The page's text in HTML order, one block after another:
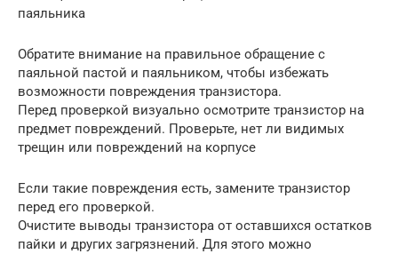
паяльника
Обратите внимание на правильное обращение с
паяльной пастой и паяльником, чтобы избежать
возможности повреждения транзистора.
Перед проверкой визуально осмотрите транзистор на
предмет повреждений. Проверьте, нет ли видимых
трещин или повреждений на корпусе
Если такие повреждения есть, замените транзистор
перед его проверкой.
Очистите выводы транзистора от оставшихся остатков
пайки и других загрязнений. Для этого можно